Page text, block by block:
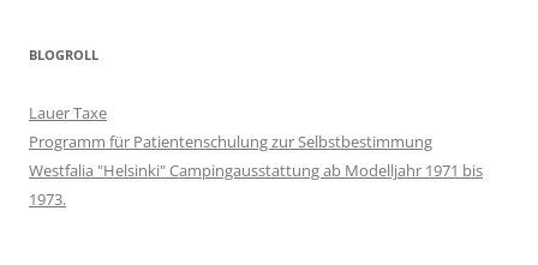
BLOGROLL
Lauer Taxe
Programm für Patientenschulung zur Selbstbestimmung
Westfalia "Helsinki" Campingausstattung ab Modelljahr 1971 bis
1973.